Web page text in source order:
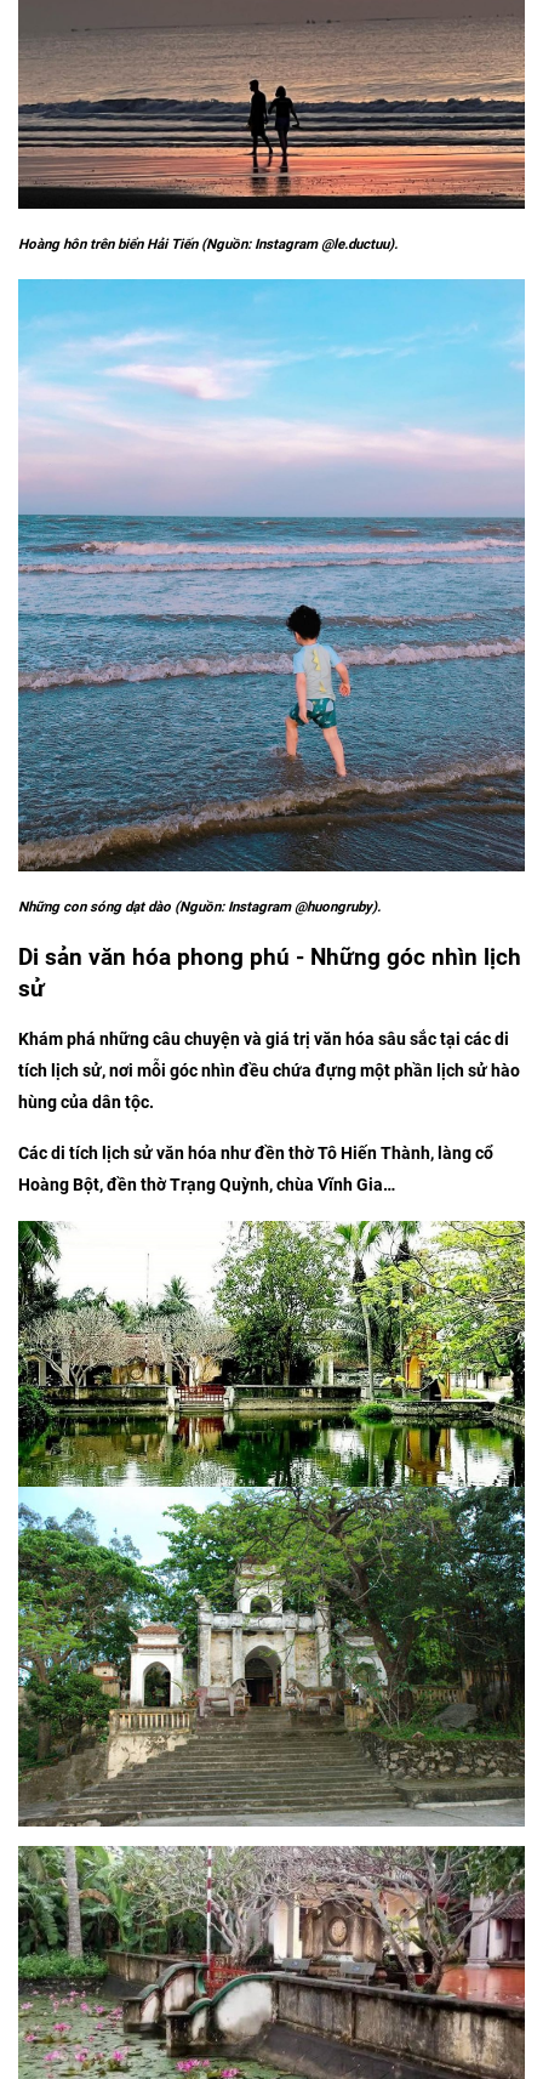
Hoàng hôn trên biển Hải Tiến (Nguồn: Instagram @le.ductuu).
Những con sóng dạt dào (Nguồn: Instagram @huongruby).
Di sản văn hóa phong phú - Những góc nhìn lịch
sử
Khám phá những câu chuyện và giá trị văn hóa sâu sắc tại các di
tích lịch sử, nơi mỗi góc nhìn đều chứa đựng một phần lịch sử hào
hùng của dân tộc.
Các di tích lịch sử văn hóa như đền thờ Tô Hiến Thành, làng cổ
Hoàng Bột, đền thờ Trạng Quỳnh, chùa Vĩnh Gia…